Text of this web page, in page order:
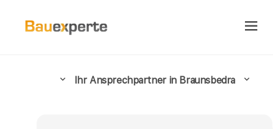
Ihr Ansprechpartner in Braunsbedra